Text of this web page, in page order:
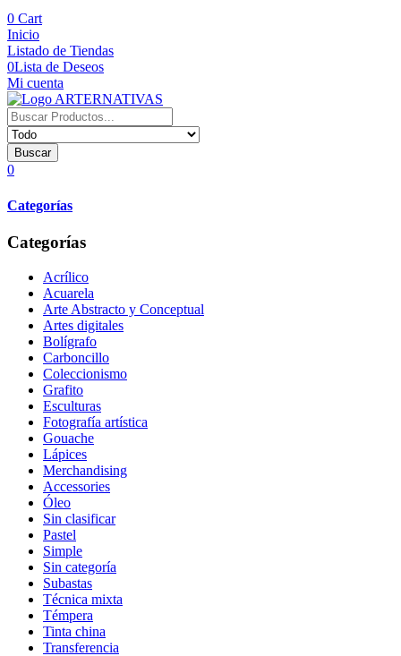
0 Cart
Inicio
Listado de Tiendas
0Lista de Deseos
Mi cuenta
Buscar
0
Categorías
Categorías
Acrílico
Acuarela
Arte Abstracto y Conceptual
Artes digitales
Bolígrafo
Carboncillo
Coleccionismo
Grafito
Esculturas
Fotografía artística
Gouache
Lápices
Merchandising
Accessories
Óleo
Sin clasificar
Pastel
Simple
Sin categoría
Subastas
Técnica mixta
Témpera
Tinta china
Transferencia